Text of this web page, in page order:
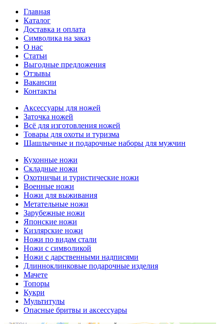
Главная
Каталог
Доставка и оплата
Символика на заказ
О нас
Статьи
Выгодные предложения
Отзывы
Вакансии
Контакты
Аксессуары для ножей
Заточка ножей
Всё для изготовления ножей
Товары для охоты и туризма
Шашлычные и подарочные наборы для мужчин
Кухонные ножи
Складные ножи
Охотничьи и туристические ножи
Военные ножи
Ножи для выживания
Метательные ножи
Зарубежные ножи
Японские ножи
Кизлярские ножи
Ножи по видам стали
Ножи с символикой
Ножи с дарственными надписями
Длинноклинковые подарочные изделия
Мачете
Топоры
Кукри
Мультитулы
Опасные бритвы и аксессуары